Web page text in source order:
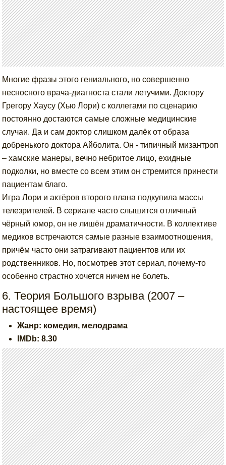
Многие фразы этого гениального, но совершенно
несносного врача-диагноста стали летучими. Доктору
Грегору Хаусу (Хью Лори) с коллегами по сценарию
постоянно достаются самые сложные медицинские
случаи. Да и сам доктор слишком далёк от образа
добренького доктора Айболита. Он - типичный мизантроп
– хамские манеры, вечно небритое лицо, ехидные
подколки, но вместе со всем этим он стремится принести
пациентам благо.
Игра Лори и актёров второго плана подкупила массы
телезрителей. В сериале часто слышится отличный
чёрный юмор, он не лишён драматичности. В коллективе
медиков встречаются самые разные взаимоотношения,
причём часто они затрагивают пациентов или их
родственников. Но, посмотрев этот сериал, почему-то
особенно страстно хочется ничем не болеть.
6. Теория Большого взрыва (2007 –
настоящее время)
Жанр: комедия, мелодрама
IMDb: 8.30